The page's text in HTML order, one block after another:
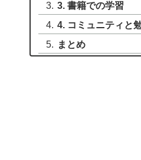
3. 書籍での学習
4. コミュニティと
まとめ